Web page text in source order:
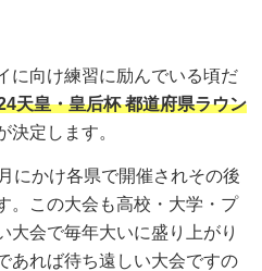
に向け練習に励んでいる頃だ
天皇・皇后杯 都道府県ラウン
決定します。
にかけ各県で開催されその後
。この大会も高校・大学・プ
大会で毎年大いに盛り上がり
あれば待ち遠しい大会ですの